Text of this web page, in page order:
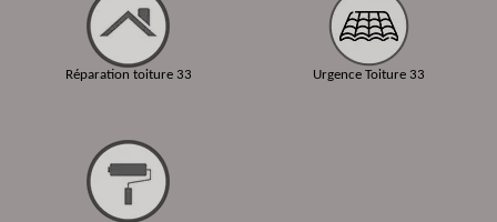
Réparation toiture 33 Urgence Toiture 33